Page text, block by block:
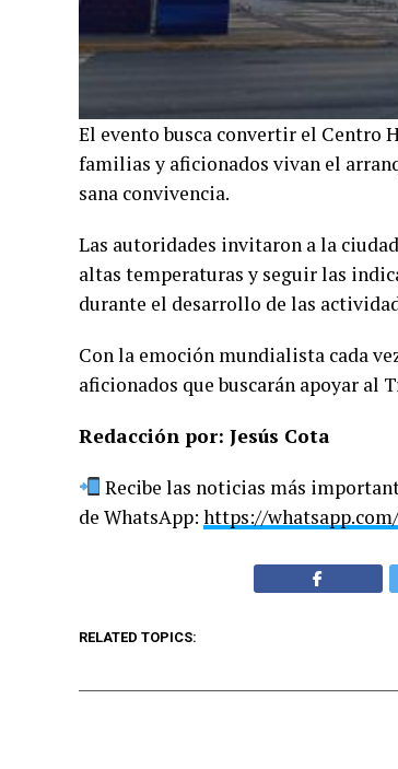
El evento busca convertir el Centro
familias y aficionados vivan el
sana convivencia.
Las autoridades invitaron a la
altas temperaturas y seguir las
durante el desarrollo de las
Con la emoción mundialista cada
aficionados que buscarán apoyar al
Redacción por: Jesús Cota
Recibe las noticias más
de WhatsApp: https://
RELATED TOPICS: